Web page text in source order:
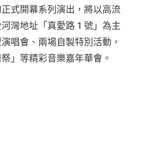
式開幕系列演出，將以高流
灣地址「真愛路 1 號」為主
唱會、兩場自製特別活動，
」等精彩音樂嘉年華會。